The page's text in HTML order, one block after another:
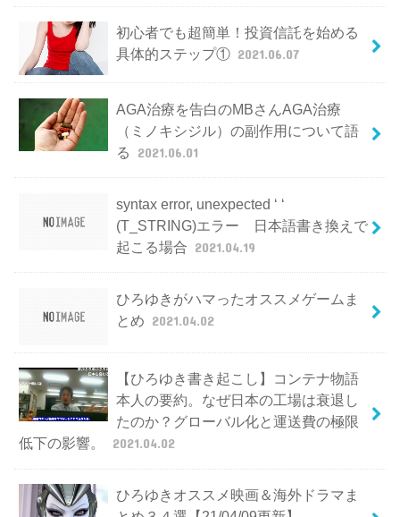
初心者でも超簡単！投資信託を始める
具体的ステップ① 2021.06.07
AGA治療を告白のMBさんAGA治療
（ミノキシジル）の副作用について語
る
2021.06.01
syntax error, unexpected ‘ ‘
(T_STRING)エラー 日本語書き換えで
起こる場合 2021.04.19
ひろゆきがハマったオススメゲームま
とめ 2021.04.02
【ひろゆき書き起こし】コンテナ物語
本人の要約。なぜ日本の工場は衰退し
たのか？グローバル化と運送費の極限
低下の影響。
2021.04.02
ひろゆきオススメ映画＆海外ドラマま